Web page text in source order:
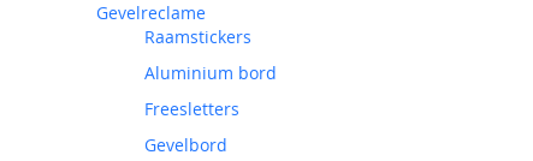
Gevelreclame
Raamstickers
Aluminium bord
Freesletters
Gevelbord